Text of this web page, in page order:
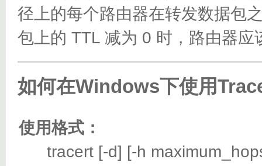
径上的每个路由器在转发数据包
包上的 TTL 减为 0 时，路由器应
如何在Windows下使用
使用格式：
tracert [-d] [-h